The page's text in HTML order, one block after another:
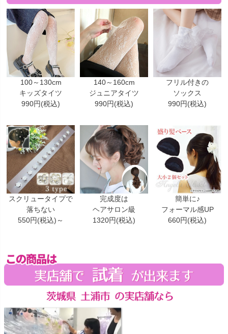
100～130cm
キッズタイツ
990円(税込)
140～160cm
ジュニアタイツ
990円(税込)
フリル付きの
ソックス
990円(税込)
スクリュータイプで
落ちない
550円(税込)～
完成度は
ヘアサロン級
1320円(税込)
簡単に♪
フォーマル感UP
660円(税込)